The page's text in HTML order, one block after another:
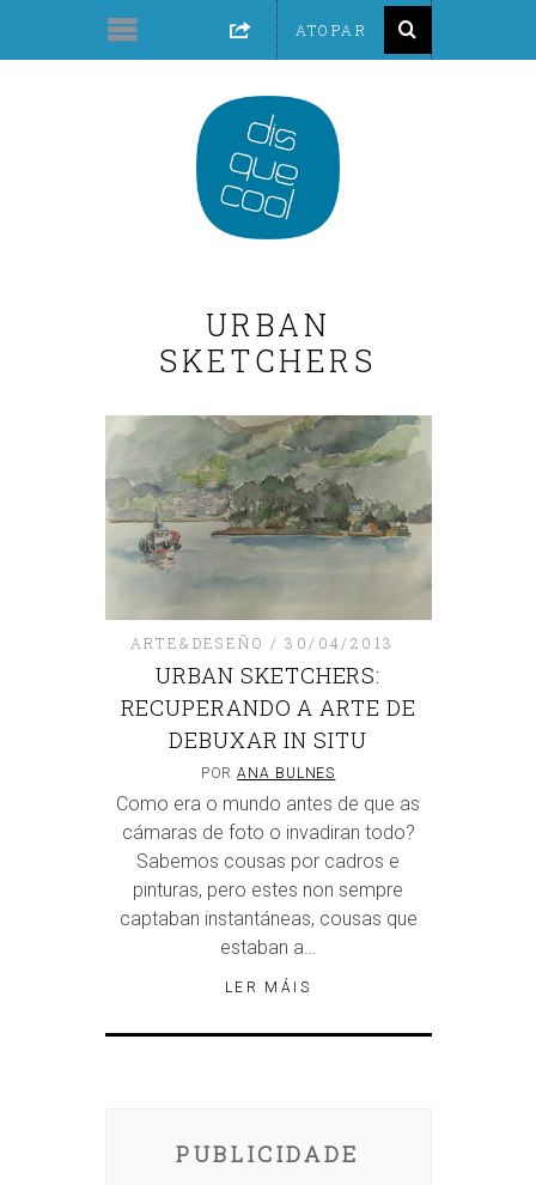
URBAN
SKETCHERS
ARTE&DESEÑO 30/04/2013
URBAN SKETCHERS:
RECUPERANDO A ARTE DE
DEBUXAR IN SITU
PORANA BULNES
Como era o mundo antes de que as
cámaras de foto o invadiran todo?
Sabemos cousas por cadros e
pinturas, pero estes non sempre
captaban instantáneas, cousas que
estaban a…
LER MÁIS
PUBLICIDADE